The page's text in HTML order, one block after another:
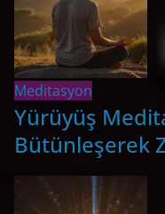
Meditasyon
Yürüyüş
Bütünleşerek